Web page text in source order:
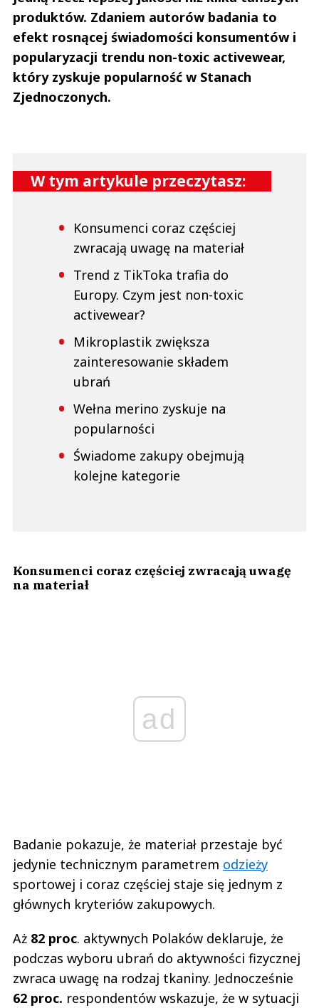
produktów. Zdaniem autorów badania to
efekt rosnącej świadomości konsumentów i
popularyzacji trendu non-toxic activewear,
który zyskuje popularność w Stanach
Zjednoczonych.
W tym artykule przeczytasz:
Konsumenci coraz częściej
zwracają uwagę na materiał
Trend z TikToka trafia do
Europy. Czym jest non-toxic
activewear?
Mikroplastik zwiększa
zainteresowanie składem
ubrań
Wełna merino zyskuje na
popularności
Świadome zakupy obejmują
kolejne kategorie
Konsumenci coraz częściej zwracają uwagę
na materiał
ad
Badanie pokazuje, że materiał przestaje być
jedynie technicznym parametrem odzieży
sportowej i coraz częściej staje się jednym z
głównych kryteriów zakupowych.
Aż 82 proc. aktywnych Polaków deklaruje, że
podczas wyboru ubrań do aktywności fizycznej
zwraca uwagę na rodzaj tkaniny. Jednocześnie
62 proc. respondentów wskazuje, że w sytuacji